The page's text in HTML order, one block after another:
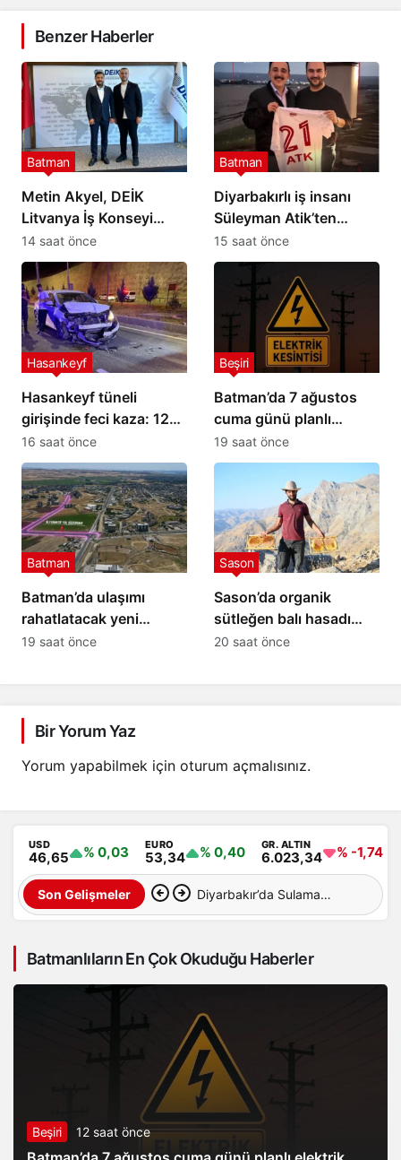
Benzer Haberler
Metin Akyel, DEİK
Litvanya İş Konseyi
Üyeliğine Seçildi
Batman
14 saat önce
Diyarbakırlı iş insanı
Süleyman Atik’ten
Petrolspor’a 2 Milyon TL
destek
Batman
15 saat önce
Hasankeyf tüneli
girişinde feci kaza: 12
yaralı
Hasankeyf
16 saat önce
Batman’da 7 ağustos
cuma günü planlı
elektrik kesintisi: İşte
etkilenecek yerler
Beşiri
19 saat önce
Batman’da ulaşımı
rahatlatacak yeni
alternatif bağlantı yolu
Batman
19 saat önce
Sason’da organik
sütleğen balı hasadı
gerçekleştirildi
Sason
20 saat önce
Bir Yorum Yaz
Yorum yapabilmek için oturum açmalısınız.
USD
46,65 % 0,03 EURO
53,34 % 0,40 GR. ALTIN
6.023,34 % -1,74
Son Gelişmeler Diyarbakır’da Sulama
Hayatını Kaybetti
Batmanlıların En Çok Okuduğu Haberler
Beşiri 12 saat önce